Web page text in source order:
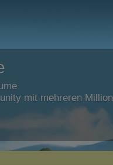
mit mehreren